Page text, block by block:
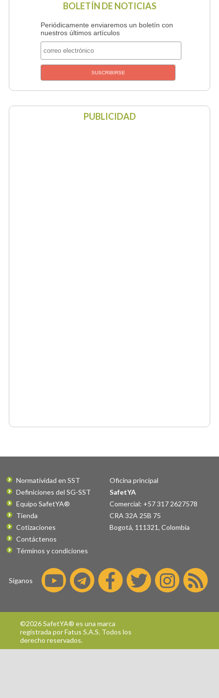
BOLETÍN DE NOTICIAS
Periódicamente enviaremos un boletín con
nuestros últimos artículos
PUBLICIDAD
Normatividad en SST
Definiciones del SG-SST
Equipo SafetYA®
Tienda
Cotizaciones
Contáctenos
Términos y condiciones
Oficina principal
SafetYA
Comercial: +57 317 2627578
CRA 32A 25B 75
Bogotá, 111321, Colombia
Síganos
©2026 SafetYA® es una marca
registrada porFatus S.A.S. Todos los
derecho reservados.